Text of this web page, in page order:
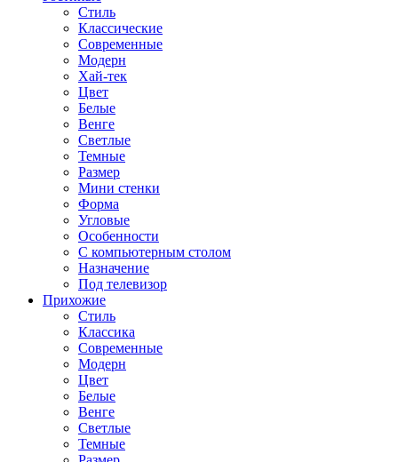
Стиль
Классические
Современные
Модерн
Хай-тек
Цвет
Белые
Венге
Светлые
Темные
Размер
Мини стенки
Форма
Угловые
Особенности
С компьютерным столом
Назначение
Под телевизор
Прихожие
Стиль
Классика
Современные
Модерн
Цвет
Белые
Венге
Светлые
Темные